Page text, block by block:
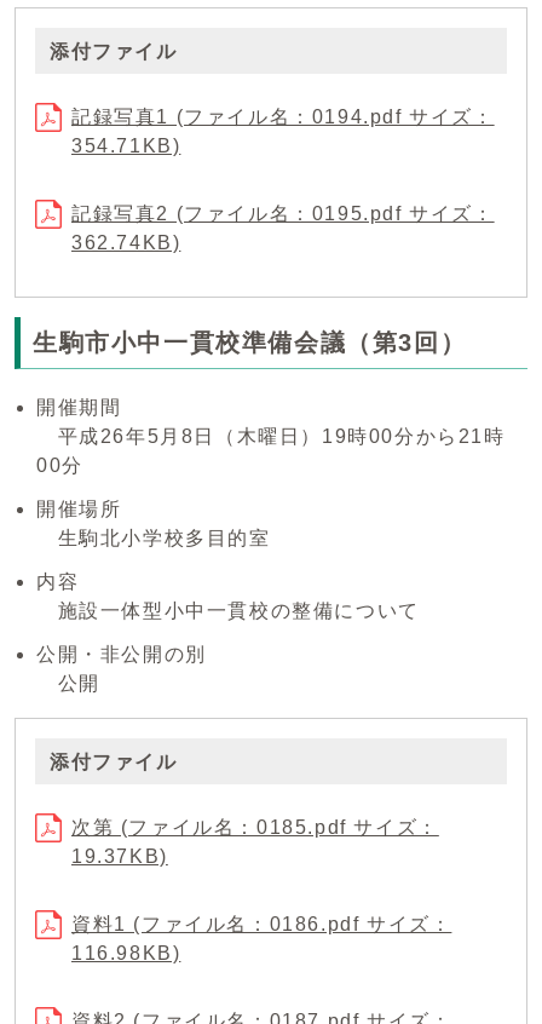
添付ファイル
記録写真1 (ファイル名：0194.pdf サイズ：
354.71KB)
記録写真2 (ファイル名：0195.pdf サイズ：
362.74KB)
生駒市小中一貫校準備会議（第3回）
開催期間
平成26年5月8日（木曜日）19時00分から21時
00分
開催場所
生駒北小学校多目的室
内容
施設一体型小中一貫校の整備について
公開・非公開の別
公開
添付ファイル
次第 (ファイル名：0185.pdf サイズ：
19.37KB)
資料1 (ファイル名：0186.pdf サイズ：
116.98KB)